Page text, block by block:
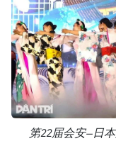
第22届会安—日